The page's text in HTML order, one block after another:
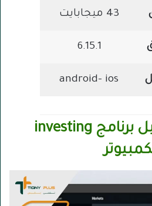
43 ميجابايت
6.15.1
android- ios
طريقة تحميل برنامج investing